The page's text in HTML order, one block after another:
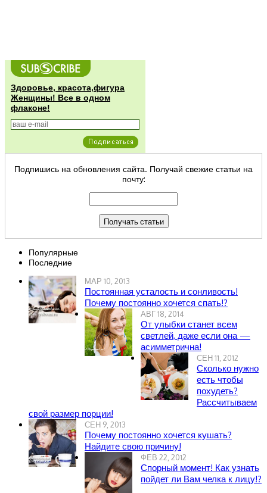
Здоровье, красота,фигура
Женщины! Все в одном
флаконе!
Подпишись на обновления сайта. Получай свежие статьи на
почту:
Популярные
Последние
МАР 10, 2013
Постоянная усталость и сонливость!
Почему постоянно хочется спать!?
АВГ 18, 2014
От улыбки станет всем
светлей, даже если она —
асимметрична!
СЕН 11, 2012
Сколько нужно
есть чтобы
похудеть?
Рассчитываем
свой размер порции!
СЕН 9, 2013
Почему постоянно хочется кушать?
Найдите свою причину!
ФЕВ 22, 2012
Спорный момент! Как узнать
пойдет ли Вам челка к лицу!?